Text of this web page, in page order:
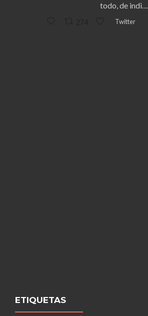
todo, de indi…
Twitter
ETIQUETAS